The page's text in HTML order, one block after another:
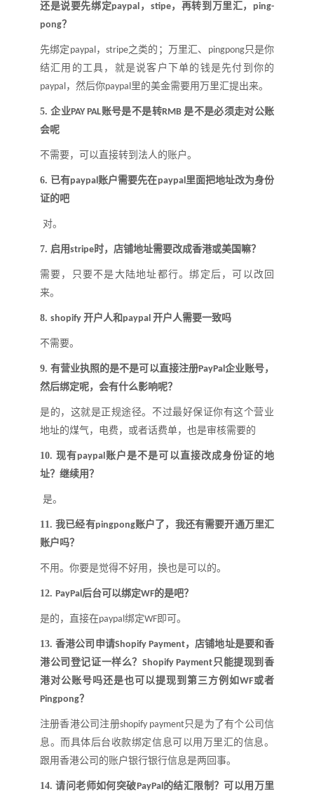
还是说要先绑定paypal ， stipe，再转到万里汇，ping-
pong？
先绑定 paypal， stripe之类的 ； 万里汇、 pingpong只是你
结汇用的工具，就是说客户下单的钱是先付到你的
paypal，然后你paypal里的美金需要用万里汇提出来。
5.企业PAY PAL账号是不是转RMB是不是必须走对公账
会呢
不需要，可以直接转到法人的账户。
6. 已有paypal账户需要先在paypal里面把地址改为身份
证的吧
对。
7. 启用stripe时，店铺地址需要改成香港或美国嘛？
需要，只要不是大陆地址都行。绑定后，可以改回
来。
8. shopify 开户人和paypal 开户人需要一致吗
不需要。
9.有营业执照的是不是可以直接注册PayPal企业账号，
然后绑定呢，会有什么影响呢？
是的，这就是正规途径。不过最好保证你有这个营业
地址的煤气，电费，或者话费单，也是审核需要的
10.现有paypal账户是不是可以直接改成身份证的地
址？ 继续用？
是。
11.我已经有pingpong账户了，我还有需要开通万里汇
账户吗？
不用。你要是觉得不好用，换也是可以的。
12. PayPal后台可以绑定WF的是吧？
是的，直接在paypal绑定WF即可 。
13.香港公司申请Shopify Payment，店铺地址是要和香
港公司登记证一样么？ Shopify Payment 只能提现到香
港对公账号吗还是也可以提现到第三方例如 WF或者
Pingpong？
注册香港公司注册shopify payment只是为了有个公司信
息。而具体后台收款绑定信息可以用万里汇的信息。
跟用香港公司的账户银行银行信息是两回事。
14.请问老师如何突破PayPal的结汇限制？ 可以用万里